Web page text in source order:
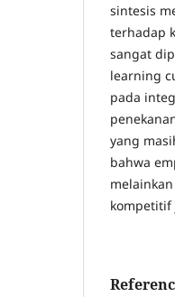
sintesis
terhadap
sangat
learning
pada
yang
bahwa
kompetitif